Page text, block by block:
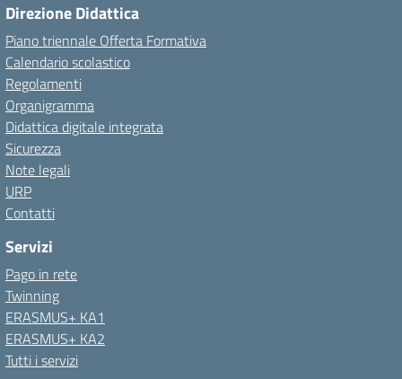
Direzione Didattica
Piano triennale Offerta Formativa
Calendario scolastico
Regolamenti
Organigramma
Didattica digitale integrata
Sicurezza
Note legali
URP
Contatti
Servizi
Pago in rete
Twinning
ERASMUS+ KA1
ERASMUS+ KA2
Tutti i servizi